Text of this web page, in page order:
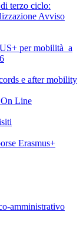
terzo ciclo:
Avviso
per mobilità a
e after mobility
Line
Erasmus+
amministrativo